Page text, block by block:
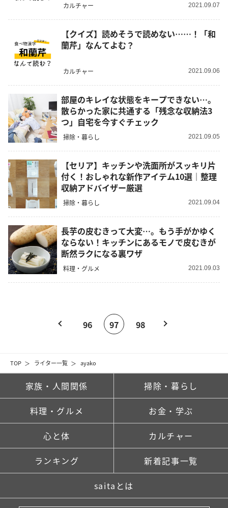
TOP ライター一覧 ayako
カルチャー 2021.09.07
【クイズ】読めそうで読めない……！「和
蘭芹」なんてよむ？
カルチャー 2021.09.06
部屋のキレイな状態をキープできない…。
散らかった家に共通する「残念な収納法3
つ」自宅を今すぐチェック
掃除・暮らし 2021.09.05
【セリア】キッチンや洗面所がスッキリ片
付く！おしゃれな新作アイテム10選｜整理
収納アドバイザー厳選
掃除・暮らし 2021.09.04
長芋の皮むきって大変…。もう手がかゆく
ならない！キッチンにあるモノで皮むきが
断然ラクになる裏ワザ
料理・グルメ 2021.09.03
96 97 98
家族・人間関係 掃除・暮らし
料理・グルメ お金・学ぶ
心と体 カルチャー
ランキング 新着記事一覧
saitaとは